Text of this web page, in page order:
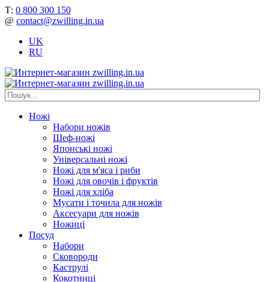
Т: 0 800 300 150
@ contact@zwilling.in.ua
UK
RU
Ножі
Набори ножів
Шеф-ножі
Японські ножі
Універсальні ножі
Ножі для м'яса і риби
Ножі для овочів і фруктів
Ножі для хліба
Мусати і точила для ножів
Аксесуари для ножів
Ножиці
Посуд
Набори
Сковороди
Каструлі
Кокотниці